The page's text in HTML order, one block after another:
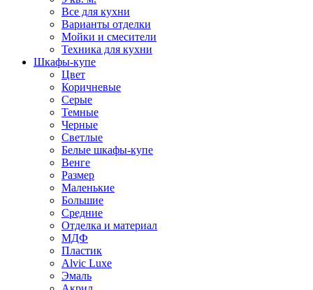
Все для кухни
Варианты отделки
Мойки и смесители
Техника для кухни
Шкафы-купе
Цвет
Коричневые
Серые
Темные
Черные
Светлые
Белые шкафы-купе
Венге
Размер
Маленькие
Большие
Средние
Отделка и материал
МДФ
Пластик
Alvic Luxe
Эмаль